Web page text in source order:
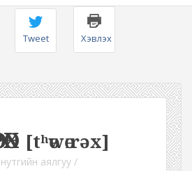
Tweet Хэвлэх
[tʰөwөːrəx]
аялгуу /